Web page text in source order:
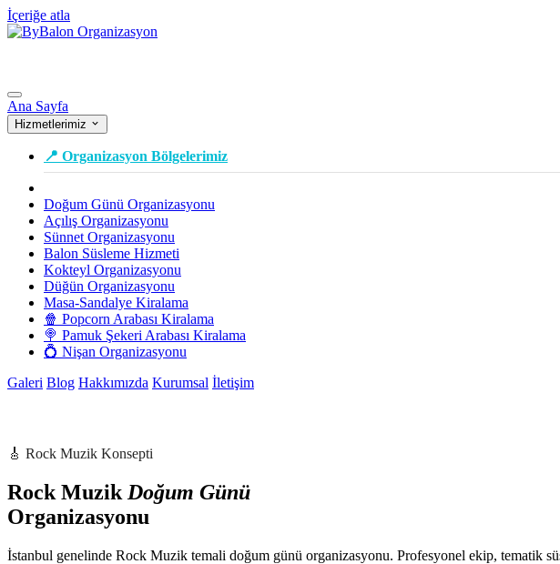
İçeriğe atla
Ana Sayfa
Hizmetlerimiz
📍 Organizasyon Bölgelerimiz
Doğum Günü Organizasyonu
Açılış Organizasyonu
Sünnet Organizasyonu
Balon Süsleme Hizmeti
Kokteyl Organizasyonu
Düğün Organizasyonu
Masa-Sandalye Kiralama
🍿 Popcorn Arabası Kiralama
🍭 Pamuk Şekeri Arabası Kiralama
💍 Nişan Organizasyonu
Galeri Blog Hakkımızda Kurumsal İletişim
🎸 Rock Muzik Konsepti
Rock Muzik Doğum Günü
Organizasyonu
İstanbul genelinde Rock Muzik temali doğum günü organizasyonu. Profesyonel ekip, tematik